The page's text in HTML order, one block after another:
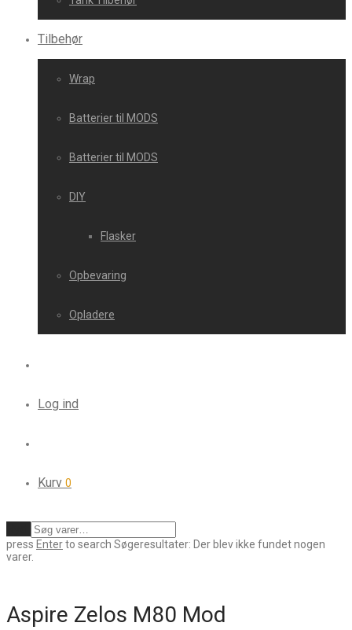
Tilbehør
Wrap
Batterier til MODS
Batterier til MODS
DIY
Flasker
Opbevaring
Opladere
Log ind
Kurv 0
press Enterto search Søgeresultater: Der blev ikke fundet nogen
varer.
Aspire Zelos M80 Mod